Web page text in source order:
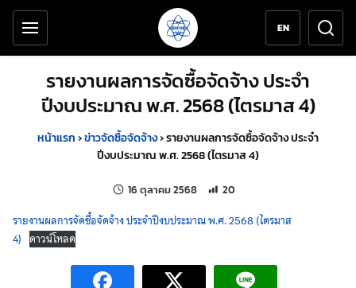
ข้ามไปยังเนื้อหาหลัก
เครื่องมือช่วยเหลือ
EN
รายงานผลการจัดซื้อจัดจ้าง ประจำ
ปีงบประมาณ พ.ศ. 2568 (ไตรมาส 4)
หน้าแรก›ข่าวจัดซื้อจัดจ้าง›รายงานผลการจัดซื้อจัดจ้าง ประจำ
ปีงบประมาณ พ.ศ. 2568 (ไตรมาส 4)
16 ตุลาคม 2568 แก้ไขล่าสุดเมื่อ:
จำนวนการเข้าชม 20 ครั้ง
20
รายงานผลการจัดซื้อจัดจ้าง ประจำปีงบประมาณ พ.ศ. 2568 (ไตรมาส
4) ดาวน์โหลด